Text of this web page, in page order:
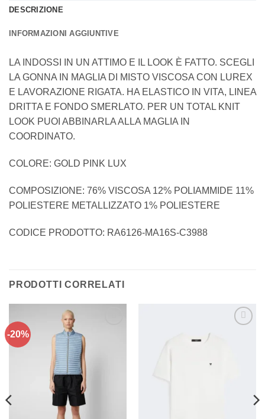
DESCRIZIONE
INFORMAZIONI AGGIUNTIVE
LA INDOSSI IN UN ATTIMO E IL LOOK È FATTO. SCEGLI
LA GONNA IN MAGLIA DI MISTO VISCOSA CON LUREX
E LAVORAZIONE RIGATA. HA ELASTICO IN VITA, LINEA
DRITTA E FONDO SMERLATO. PER UN TOTAL KNIT
LOOK PUOI ABBINARLA ALLA MAGLIA IN
COORDINATO.
COLORE: GOLD PINK LUX
COMPOSIZIONE: 76% VISCOSA 12% POLIAMMIDE 11%
POLIESTERE METALLIZZATO 1% POLIESTERE
CODICE PRODOTTO: RA6126-MA16S-C3988
PRODOTTI CORRELATI
-20%